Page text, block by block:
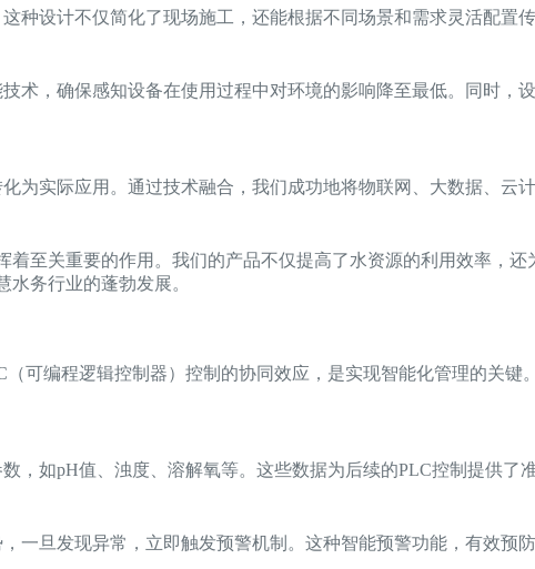
种设计不仅简化了现场施工，还能根据不同场景和需求灵活配置
术，确保感知设备在使用过程中对环境的影响降至最低。同时，
为实际应用。通过技术融合，我们成功地将物联网、大数据、云
至关重要的作用。我们的产品不仅提高了水资源的利用效率，
务行业的蓬勃发展。
可编程逻辑控制器）控制的协同效应，是实现智能化管理的关
，如pH值、浊度、溶解氧等。这些数据为后续的PLC控制提供了
一旦发现异常，立即触发预警机制。这种智能预警功能，有效预